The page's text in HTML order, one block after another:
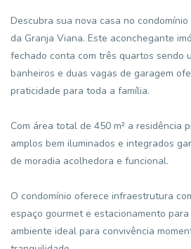
Descubra sua nova casa no
da Granja Viana. Este aconchegante
fechado conta com três quartos sendo
banheiros e duas vagas de garagem
praticidade para toda a família.
Com área total de 450 m² a residência
amplos bem iluminados e integrados
de moradia acolhedora e funcional.
O condomínio oferece infraestrutura
espaço gourmet e estacionamento
ambiente ideal para convivência